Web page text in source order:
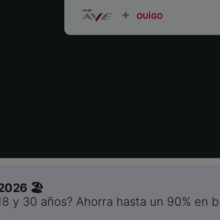
🏖️
y 30 años? Ahorra hasta un 90% en